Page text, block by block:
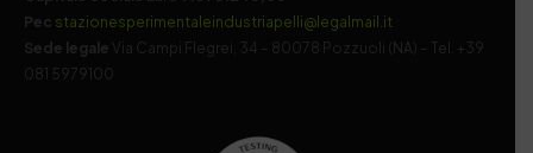
Pec stazionesperimentaleindustriapelli@legalmail.it
Sede legale
Via Campi Flegrei, 34 – 80078 Pozzuoli (NA) – Tel. +39
081 5979100